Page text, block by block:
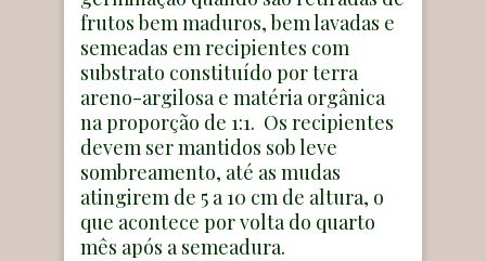
frutos bem maduros, bem lavadas e
semeadas em recipientes com
substrato constituído por terra
areno-argilosa e matéria orgânica
na proporção de 1:1. Os recipientes
devem ser mantidos sob leve
sombreamento, até as mudas
atingirem de 5 a 10 cm de altura, o
que acontece por volta do quarto
mês após a semeadura.